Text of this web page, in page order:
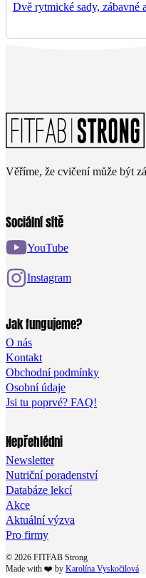
Dvě rytmické sady, zábavné
Věříme, že cvičení může být
Sociální sítě
YouTube
Instagram
Jak fungujeme?
O nás
Kontakt
Obchodní podmínky
Osobní údaje
Jsi tu poprvé? FAQ!
Nepřehlédni
Newsletter
Nutriční poradenství
Databáze lekcí
Akce
Aktuální výzva
Pro firmy
© 2026 FITFAB Strong
Made with ❤️ by Karolína Vyskočilová